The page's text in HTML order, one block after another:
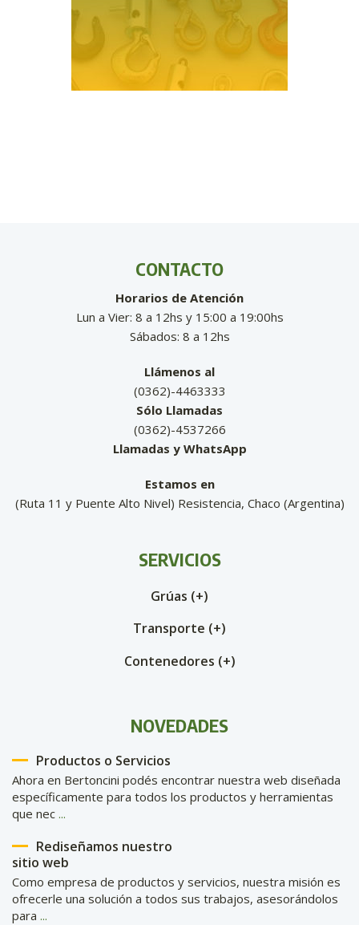
CONTACTO
Horarios de Atención
Lun a Vier: 8 a 12hs y 15:00 a 19:00hs
Sábados: 8 a 12hs
Llámenos al
(0362)-4463333
Sólo Llamadas
(0362)-4537266
Llamadas y WhatsApp
Estamos en
(Ruta 11 y Puente Alto Nivel) Resistencia, Chaco (Argentina)
SERVICIOS
Grúas (+)
Transporte (+)
Contenedores (+)
NOVEDADES
Productos o Servicios
Ahora en Bertoncini podés encontrar nuestra web diseñada
específicamente para todos los productos y herramientas
que nec ...
Rediseñamos nuestro
sitio web
Como empresa de productos y servicios, nuestra misión es
ofrecerle una solución a todos sus trabajos, asesorándolos
para ...